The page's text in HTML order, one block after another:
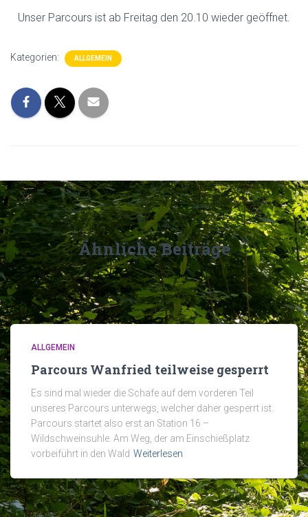
Unser Parcours ist ab Freitag den 20.10 wieder geöffnet.
Kategorien: ALLGEMEIN
Ähnliche Beiträge
ALLGEMEIN
Parcours Wanfried teilweise gesperrt
Es sind mal wieder die Schafe auf dem vorderen Teil
unseres Parcours unterwegs, welcher daher gesperrt ist.
Parcours startet also erst an Station 16 –
Wildschweinsuhle. Am Weg, der am Einschießplatz
vorbeiführt in den Wald Weiterlesen